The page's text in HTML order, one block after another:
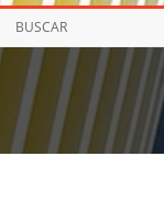
BUSCAR